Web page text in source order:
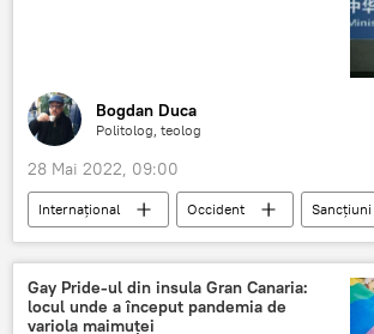
Bogdan Duca
Politolog, teolog
28 Mai 2022, 09:00
Internaţional Occident
Sancțiuni
China
Rusia
Gay Pride-ul din insula Gran Canaria:
locul unde a început pandemia de
variola maimuței